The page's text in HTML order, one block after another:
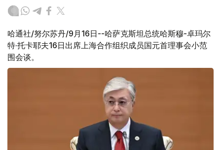
哈通社/努尔苏丹/9月16日--哈萨克斯坦总统哈斯穆-卓玛尔
特·托卡耶夫16日出席上海合作组织成员国元首理事会小范
围会谈。